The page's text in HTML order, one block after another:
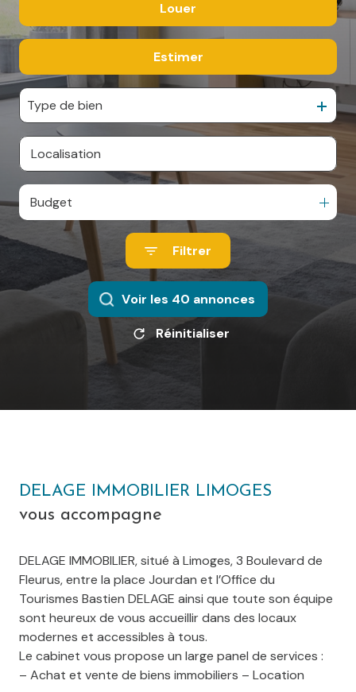
ESPACE
CONTACT
De l'immo pro
Louer
De l'immo pro
Estimer
Type de bien
Budget
Filtrer
Voir les 40 annonces
Réinitialiser
DELAGE IMMOBILIER LIMOGES
vous accompagne
DELAGE IMMOBILIER, situé à Limoges, 3 Boulevard de
Fleurus, entre la place Jourdan et l’Office du
Tourismes Bastien DELAGE ainsi que toute son équipe
sont heureux de vous accueillir dans des locaux
modernes et accessibles à tous.
Le cabinet vous propose un large panel de services :
– Achat et vente de biens immobiliers – Location